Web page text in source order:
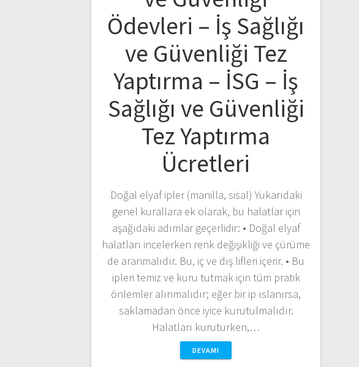
Ödevleri – İş Sağlığı
ve Güvenliği Tez
Yaptırma – İSG – İş
Sağlığı ve Güvenliği
Tez Yaptırma
Ücretleri
Doğal elyaf ipler (manilla, sisal) Yukarıdaki
genel kurallara ek olarak, bu halatlar için
aşağıdaki adımlar geçerlidir: • Doğal elyaf
halatları incelerken renk değişikliği ve çürüme
de aranmalıdır. Bu, iç ve dış lifleri içerir. • Bu
ipleri temiz ve kuru tutmak için tüm pratik
önlemler alınmalıdır; eğer bir ip ıslanırsa,
saklamadan önce iyice kurutulmalıdır.
Halatları kuruturken,…
DEVAMI